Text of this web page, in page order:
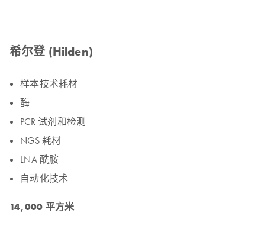
希尔登 (Hilden)
样本技术耗材
酶
PCR 试剂和检测
NGS 耗材
LNA 酰胺
自动化技术
14,000 平方米